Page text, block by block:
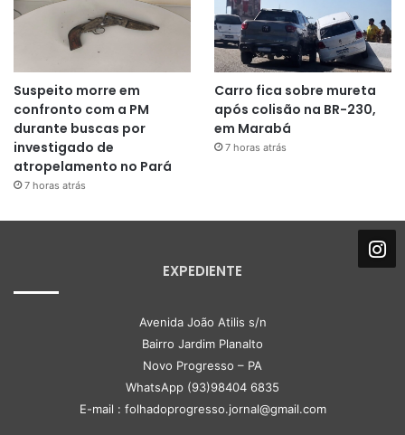
Suspeito morre em
confronto com a PM
durante buscas por
investigado de
atropelamento no Pará
7 horas atrás
Carro fica sobre mureta
após colisão na BR-230,
em Marabá
7 horas atrás
EXPEDIENTE
Avenida João Atilis s/n
Bairro Jardim Planalto
Novo Progresso – PA
WhatsApp (93)98404 6835
E-mail : folhadoprogresso.jornal@gmail.com